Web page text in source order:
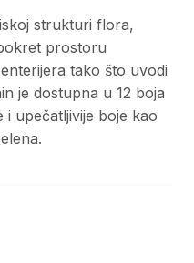
strukturi flora,
prostoru
tako što uvodi
je dostupna u 12 boja
upečatljivije boje kao